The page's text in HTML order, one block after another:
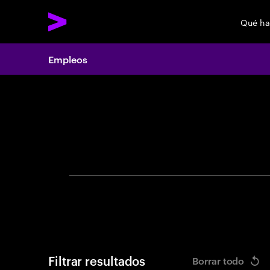
Qué
Empleos
Filtrar resultados Borrar todo